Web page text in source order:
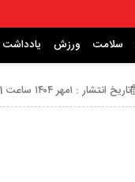
سلامت ورزش یادداشت
تاریخ انتشار : ۱مهر ۱۴۰۴ ساعت 21:51